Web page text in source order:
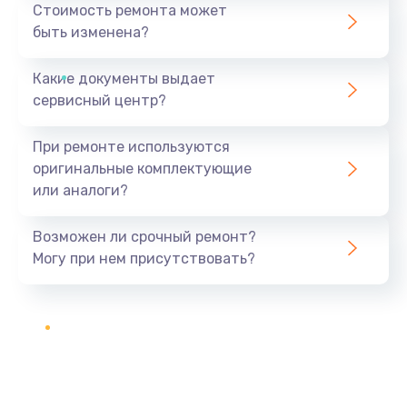
Стоимость ремонта может
быть изменена?
Какие документы выдает
сервисный центр?
При ремонте используются
оригинальные комплектующие
или аналоги?
Возможен ли срочный ремонт?
Могу при нем присутствовать?